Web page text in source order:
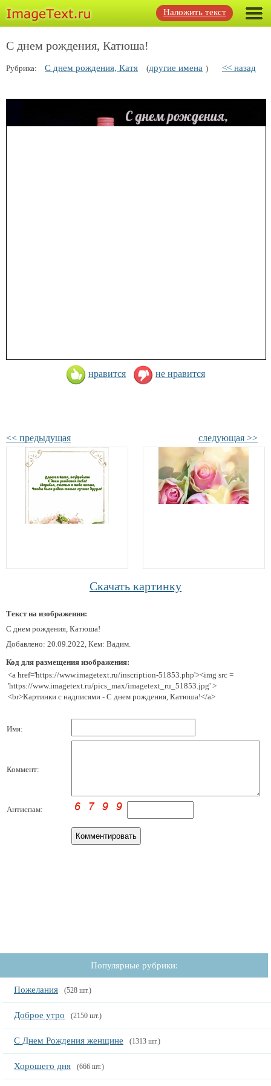
Наложить текст
С днем рождения, Катюша!
Рубрика: С днем рождения, Катя (другие имена ) << назад
нравится не нравится
<< предыдущая следующая >>
Скачать картинку
Текст на изображении:
С днем рождения, Катюша!
Добавлено: 20.09.2022, Кем: Вадим.
Код для размещения изображения:
<a href='https://www.imagetext.ru/inscription-51853.php'><img src =
'https://www.imagetext.ru/pics_max/imagetext_ru_51853.jpg' >
<br>Картинки с надписями - С днем рождения, Катюша!</a>
Имя:
Коммент:
Антиспам:
Популярные рубрики:
Пожелания (528 шт.)
Доброе утро (2150 шт.)
С Днем Рождения женщине (1313 шт.)
Хорошего дня (666 шт.)